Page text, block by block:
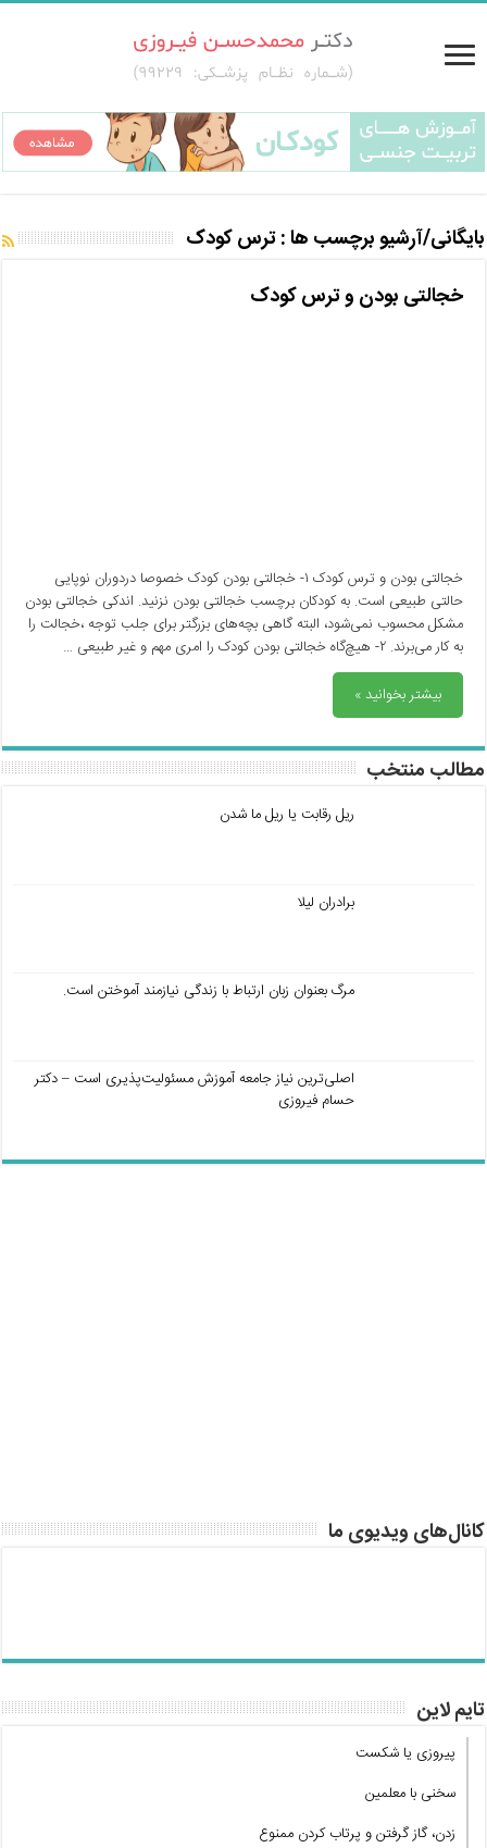
بایگانی/آرشیو برچسب ها :ترس کودک
خجالتی بودن و ترس کودک
خجالتی بودن و ترس کودک ۱- خجالتی بودن کودک خصوصا دردوران نوپایی
حالتی طبیعی است. به کودکان برچسب خجالتی بودن نزنید. اندکی خجالتی بودن
مشکل محسوب نمی‌شود، البته گاهی بچه‌های بزرگتر برای جلب توجه ،خجالت را
به کار می‌برند. ۲- هیچ‌گاه خجالتی بودن کودک را امری مهم و غیر طبیعی …
بیشتر بخوانید »
مطالب منتخب
ریل رقابت یا ریل ما شدن
برادران لیلا
مرگ بعنوان زبان ارتباط با زندگی نیازمند آموختن است.
اصلی‌ترین نیاز جامعه آموزش مسئولیت‌پذیری است – دکتر
حسام فیروزی
کانال‌های ویدیوی ما
تایم لاین
پیروزی یا شکست
سخنی با معلمین
زدن، گاز گرفتن و پرتاب کردن ممنوع